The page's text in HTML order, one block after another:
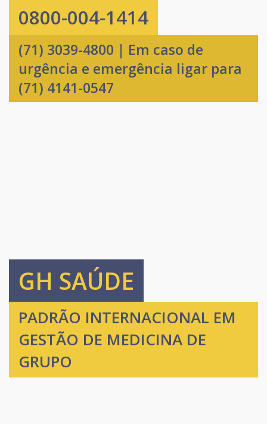
0800-004-1414
(71) 3039-4800 | Em caso de
urgência e emergência ligar para
(71) 4141-0547
GH SAÚDE
PADRÃO INTERNACIONAL EM
GESTÃO DE MEDICINA DE
GRUPO